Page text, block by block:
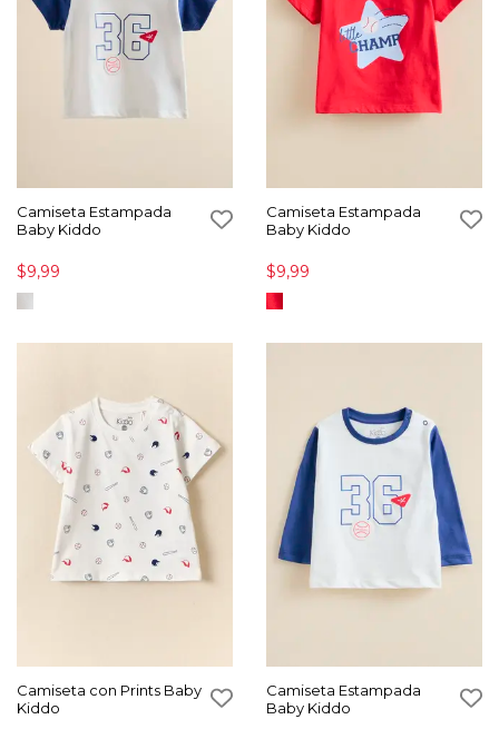
Camiseta Estampada
Baby Kiddo
$9,99
Camiseta Estampada
Baby Kiddo
$9,99
Camiseta con Prints Baby
Kiddo
Camiseta Estampada
Baby Kiddo